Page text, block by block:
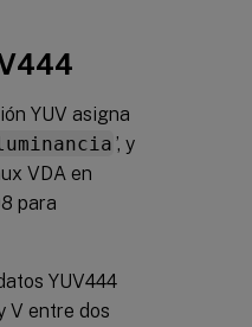
YUV asigna
’, y
VDA en
para
YUV444
V entre dos